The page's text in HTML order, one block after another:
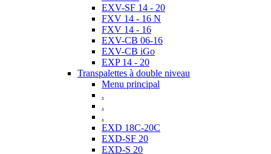
EXV-SF 14 - 20
FXV 14 - 16 N
FXV 14 - 16
EXV-CB 06-16
EXV-CB iGo
EXP 14 - 20
Transpalettes à double niveau
Menu principal
.
.
.
EXD 18C-20C
EXD-SF 20
EXD-S 20